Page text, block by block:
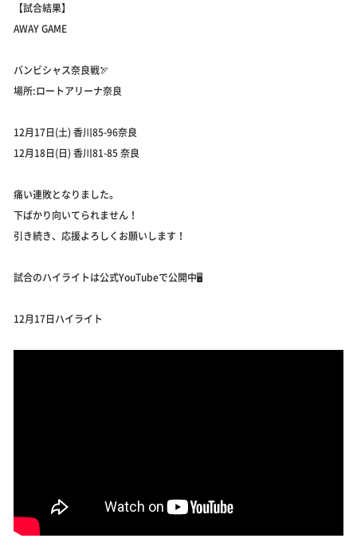
【試合結果】
AWAY GAME
バンビシャス奈良戦🏹
場所:ロートアリーナ奈良
12月17日(土) 香川85-96奈良
12月18日(日) 香川81-85 奈良
痛い連敗となりました。
下ばかり向いてられません！
引き続き、応援よろしくお願いします！
試合のハイライトは公式YouTubeで公開中🖥
12月17日ハイライト